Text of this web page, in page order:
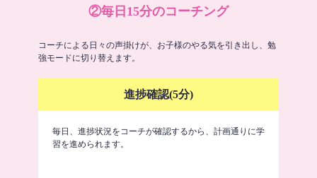
②毎日15分のコーチング
コーチによる日々の声掛けが、お子様のやる気を引き出し、勉
強モードに切り替えます。
進捗確認(5分)
毎日、進捗状況をコーチが確認するから、計画通りに学
習を進められます。